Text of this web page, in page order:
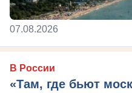
07.08.2026
В России
«Там, где бьют